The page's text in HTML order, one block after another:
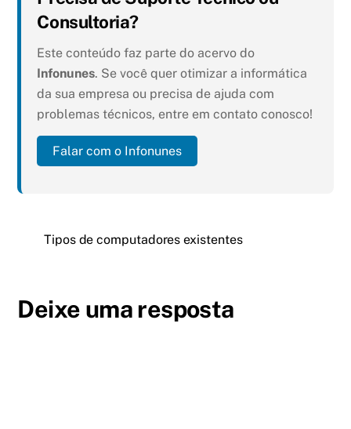
Consultoria?
Este conteúdo faz parte do acervo do
Infonunes. Se você quer otimizar a informática
da sua empresa ou precisa de ajuda com
problemas técnicos, entre em contato conosco!
Falar com o Infonunes
Tipos de computadores existentes
Deixe uma resposta